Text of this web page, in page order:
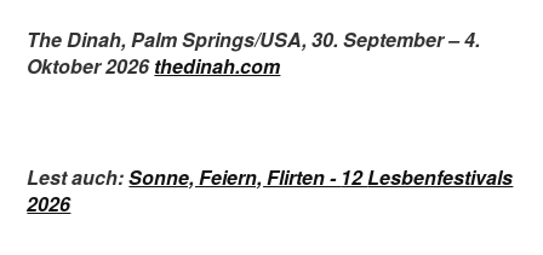
The Dinah, Palm Springs/USA, 30. September – 4.
Oktober 2026thedinah.com
Lest auch:Sonne, Feiern, Flirten - 12Lesbenfestivals
2026